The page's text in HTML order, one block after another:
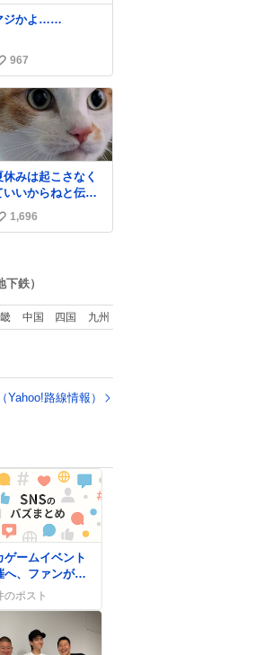
ジかよ……
967
休みは起こさなく
いいからねと伝え
るのに無視。
1,696
下鉄）
中国 四国 九州
Yahoo!路線情報）
ゲームイベント
へ、ファンが
えるの楽しみ」
笑顔が見れるの
」と熱狂
のポスト